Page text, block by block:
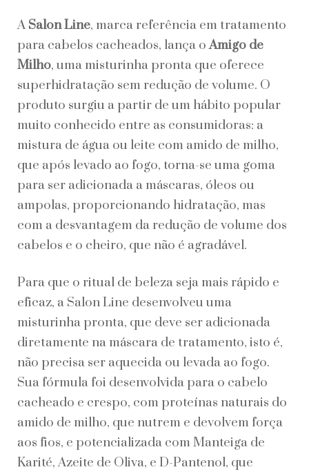
ASalon Line, marca referência em tratamento
para cabelos cacheados, lança oAmigo de
Milho, uma misturinha pronta que oferece
superhidratação sem redução de volume. O
produto surgiu a partir de um hábito popular
muito conhecido entre as consumidoras: a
mistura de água ou leite com amido de milho,
que após levado ao fogo, torna-se uma goma
para ser adicionada a máscaras, óleos ou
ampolas, proporcionando hidratação, mas
com a desvantagem da redução de volume dos
cabelos e o cheiro, que não é agradável.
Para que o ritual de beleza seja mais rápido e
eficaz, a Salon Line desenvolveu uma
misturinha pronta, que deve ser adicionada
diretamente na máscara de tratamento, isto é,
não precisa ser aquecida ou levada ao fogo.
Sua fórmula foi desenvolvida para o cabelo
cacheado e crespo, com proteínas naturais do
amido de milho, que nutrem e devolvem força
aos fios, e potencializada com Manteiga de
Karité, Azeite de Oliva, e D-Pantenol, que